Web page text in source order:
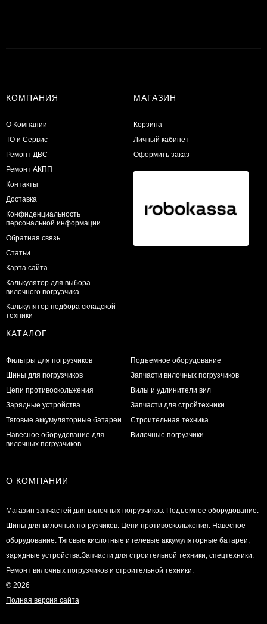
КОМПАНИЯ
О Компании
ТО и Сервис
​Ремонт ДВС
Ремонт АКПП
Контакты
Доставка
Конфиденциальность
персональной информации
Обратная связь
Статьи
Карта сайта
Калькулятор для выбора
вилочного погрузчика
Калькулятор подбора складской
техники
МАГАЗИН
Корзина
Личный кабинет
Оформить заказ
КАТАЛОГ
Фильтры для погрузчиков
Шины для погрузчиков
Цепи противоскольжения
Зарядные устройства
Тяговые аккумуляторные батареи
Навесное оборудование для
вилочных погрузчиков
Подъемное оборудование
Запчасти вилочных погрузчиков
Вилы и удлинители вил
Запчасти для стройтехники
Строительная техника
Вилочные погрузчики
О КОМПАНИИ
Магазин запчастей для вилочных погрузчиков. Подъемное оборудование.
Шины для вилочных погрузчиков. Цепи противоскольжения. Навесное
оборудование. Тяговые кислотные и гелевые аккумуляторные батареи,
зарядные устройства.Запчасти для строительной техники, спецтехники.
Ремонт вилочных погрузчиков и строительной техники.
© 2026
Полная версия сайта